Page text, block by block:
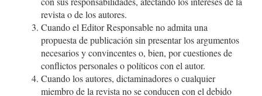
revista o de los autores.
Cuando el Editor Responsable no admita una
propuesta de publicación sin presentar los argumentos
necesarios y convincentes o, bien, por cuestiones de
conflictos personales o políticos con el autor.
Cuando los autores, dictaminadores o cualquier
miembro de la revista no se conducen con el debido